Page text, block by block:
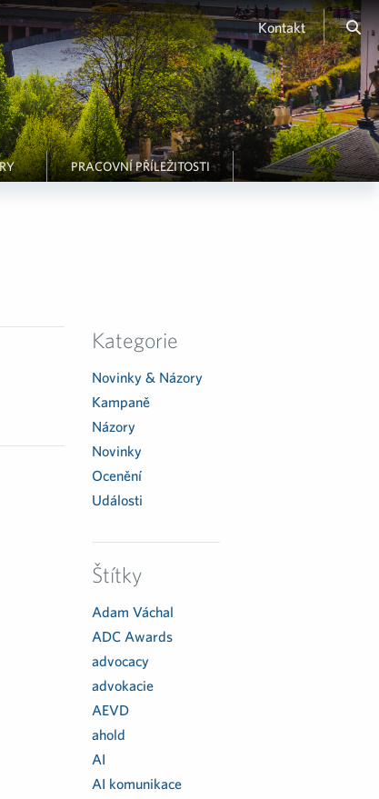
Kontakt
PRACOVNÍ PŘÍLEŽITOSTI
Kategorie
Novinky & Názory
Kampaně
Názory
Novinky
Ocenění
Události
Štítky
Adam Váchal
ADC Awards
advocacy
advokacie
AEVD
ahold
AI
AI komunikace